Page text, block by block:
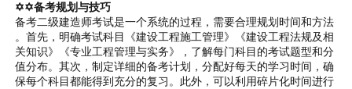
✡✡备考规划与技巧
备考二级建造师考试是一个系统的过程，需要合理规划时间和方法
。首先，明确考试科目《建设工程施工管理》《建设工程法规及相
关知识》《专业工程管理与实务》，了解每门科目的考试题型和分
值分布。其次，制定详细的备考计划，分配好每天的学习时间，确
保每个科目都能得到充分的复习。此外，可以利用碎片化时间进行